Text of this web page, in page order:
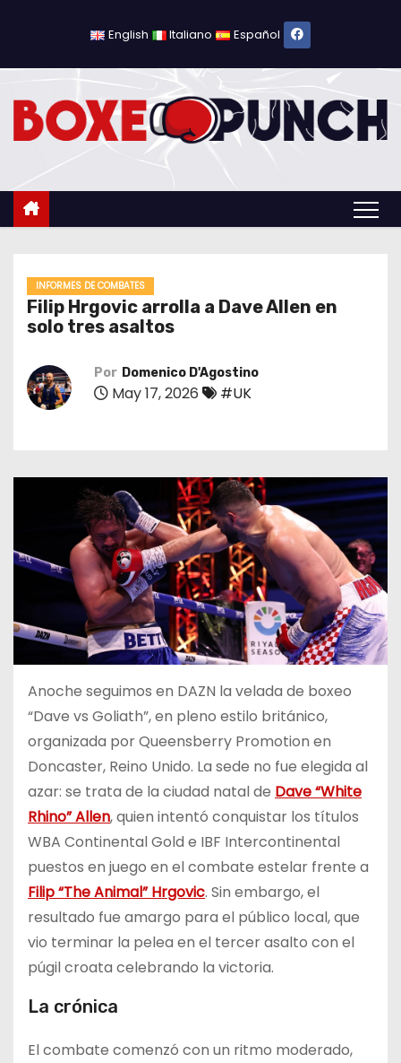
l
English Italiano Español
INFORMES DE COMBATES
Filip Hrgovic arrolla a Dave Allen en
solo tres asaltos
Por Domenico D'Agostino
May 17, 2026 #UK
Anoche seguimos en DAZN la velada de boxeo
“Dave vs Goliath”, en pleno estilo británico,
organizada por Queensberry Promotion en
Doncaster, Reino Unido. La sede no fue elegida al
azar: se trata de la ciudad natal de Dave “White
Rhino” Allen, quien intentó conquistar los títulos
WBA Continental Gold e IBF Intercontinental
puestos en juego en el combate estelar frente a
Filip “The Animal” Hrgovic. Sin embargo, el
resultado fue amargo para el público local, que
vio terminar la pelea en el tercer asalto con el
púgil croata celebrando la victoria.
La crónica
El combate comenzó con un ritmo moderado,